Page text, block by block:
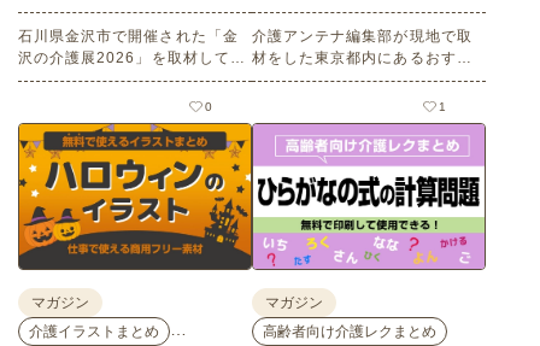
た1日。
石川県金沢市で開催された「金
沢の介護展2026」を取材してき
ました。医師による人気講演か
ら、気軽に参加できるミニ講
座、体験型の企業ブースまで、
介護・医療・健康の“学び・体
験・相談”が一度にできる、見ど
ころ満載のイベントの様子をレ
ポートします。
0
介護アンテナ編集部が現地で取
材をした東京都内にあるおすす
めの梅の名所を５選紹介しま
す。見どころはもちろんのこと
バリアフリーの設備面について
も紹介しているので、介護施設
などでの外出アクティビティの
事前チェックの際にぜひ参考に
してください。
1
マガジン
介護イラストまとめ
マガジン
高齢者向け介護レクまとめ